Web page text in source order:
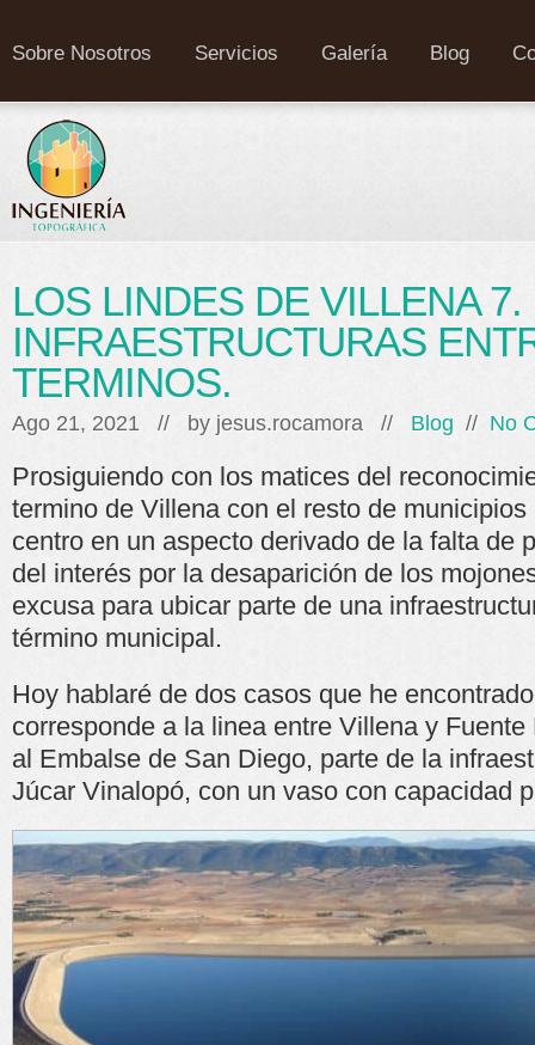
Sobre Nosotros Servicios Galería Blog
LOS LINDES DE VILLENA 7.
INFRAESTRUCTURAS
TERMINOS.
Ago 21, 2021 // by jesus.rocamora // Blog // No
Prosiguiendo con los matices del
termino de Villena con el resto de
centro en un aspecto derivado de la falta de
del interés por la desaparición de los
excusa para ubicar parte de una
término municipal.
Hoy hablaré de dos casos que he
corresponde a la linea entre Villena y
al Embalse de San Diego, parte de la
Júcar Vinalopó, con un vaso con capacidad